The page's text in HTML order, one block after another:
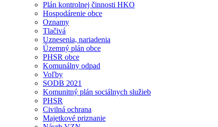
Plán kontrolnej činnosti HKO
Hospodárenie obce
Oznamy
Tlačivá
Uznesenia, nariadenia
Územný plán obce
PHSR obce
Komunálny odpad
Voľby
SODB 2021
Komunitný plán sociálnych služieb
PHSR
Civilná ochrana
Majetkové priznanie